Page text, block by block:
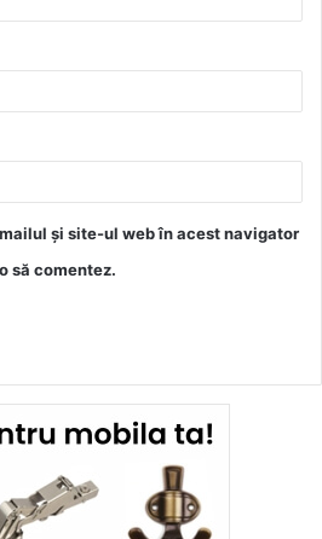
și site-ul web în acest navigator
să comentez.